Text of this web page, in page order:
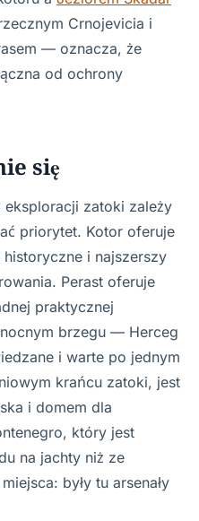
Crnojevicia i
— oznacza, że
od ochrony
się
zatoki zależy
priorytet. Kotor oferuje
i najszerszy
Perast oferuje
praktycznej
brzegu — Herceg
i warte po jednym
krańcu zatoki, jest
i domem dla
który jest
na jachty niż ze
były tu arsenały